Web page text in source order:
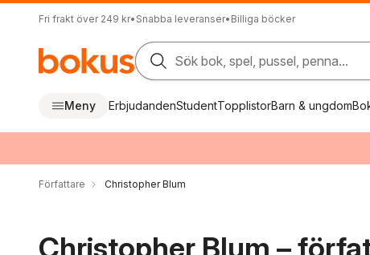
Fri frakt över 249 kr• Snabba leveranser• Billiga böcker
Sök bok, spel, pussel, penna...
Meny ErbjudandenStudentTopplistorBarn & ungdom
Författare Christopher Blum
Christopher Blum –